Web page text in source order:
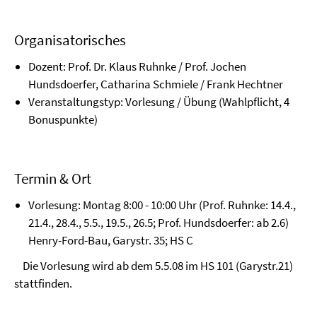
Organisatorisches
Dozent: Prof. Dr. Klaus Ruhnke / Prof. Jochen
Hundsdoerfer, Catharina Schmiele / Frank Hechtner
Veranstaltungstyp: Vorlesung / Übung (Wahlpflicht, 4
Bonuspunkte)
Termin & Ort
Vorlesung: Montag 8:00 - 10:00 Uhr (Prof. Ruhnke: 14.4.,
21.4., 28.4., 5.5., 19.5., 26.5; Prof. Hundsdoerfer: ab 2.6)
Henry-Ford-Bau, Garystr. 35; HS C
Die Vorlesung wird ab dem 5.5.08 im HS 101 (Garystr.21)
stattfinden.